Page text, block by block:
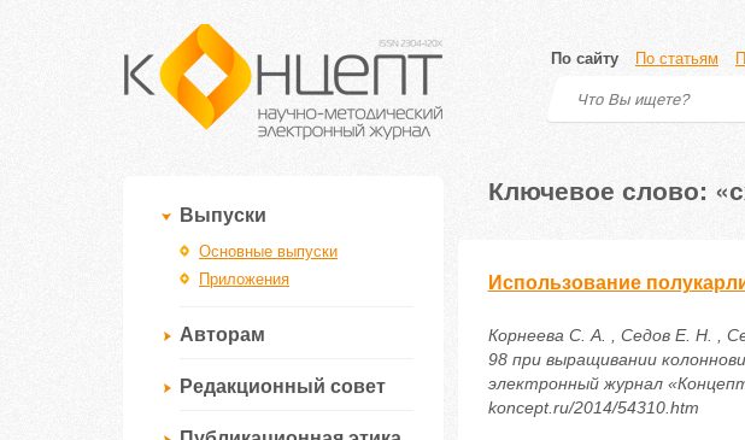
По сайту По статьям
Выпуски
Основные выпуски
Приложения
Авторам
Редакционный совет
Ключевое слово:
Использование
Корнеева С. А. , Седов Е. Н. ,
98 при выращивании
электронный журнал
koncept.ru/2014/54310.htm